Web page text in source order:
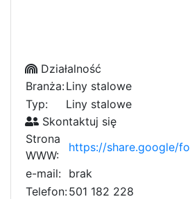
Działalność
Branża:Liny stalowe
Typ:
Liny stalowe
Skontaktuj się
Strona
WWW:
https://share.google/
e-mail: brak
Telefon:501 182 228